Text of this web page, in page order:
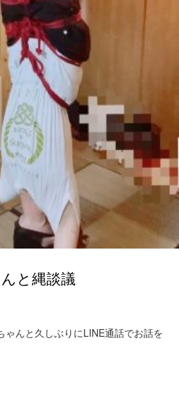
と縄談議
ゃんと久しぶりにLINE通話でお話を